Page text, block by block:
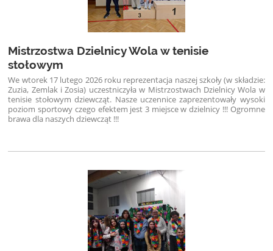
Mistrzostwa Dzielnicy Wola w tenisie
stołowym
We wtorek 17 lutego 2026 roku reprezentacja naszej szkoły (w składzie:
Zuzia, Zemlak i Zosia) uczestniczyła w Mistrzostwach Dzielnicy Wola w
tenisie stołowym dziewcząt. Nasze uczennice zaprezentowały wysoki
poziom sportowy czego efektem jest 3 miejsce w dzielnicy !!! Ogromne
brawa dla naszych dziewcząt !!!